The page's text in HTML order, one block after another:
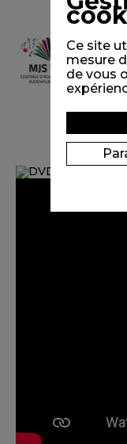
Ce site
mesure
de vous